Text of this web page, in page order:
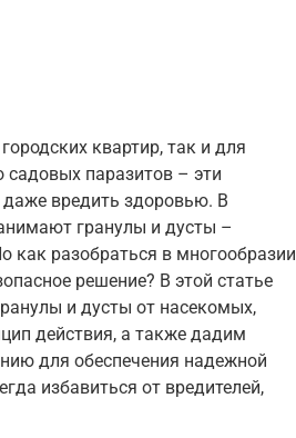
квартир, так и для
паразитов – эти
даже вредить здоровью. В
гранулы и дусты –
как разобраться в многообразии
решение? В этой статье
и дусты от насекомых,
действия, а также дадим
для обеспечения надежной
избавиться от вредителей,